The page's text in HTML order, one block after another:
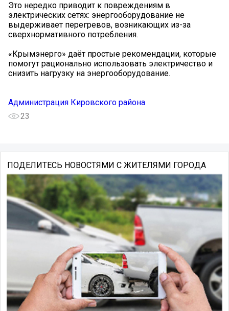
Это нередко приводит к повреждениям в
электрических сетях: энергооборудование не
выдерживает перегревов, возникающих из-за
сверхнормативного потребления.
«Крымэнерго» даёт простые рекомендации, которые
помогут рационально использовать электричество и
снизить нагрузку на энергооборудование.
Администрация Кировского района
23
ПОДЕЛИТЕСЬ НОВОСТЯМИ С ЖИТЕЛЯМИ ГОРОДА